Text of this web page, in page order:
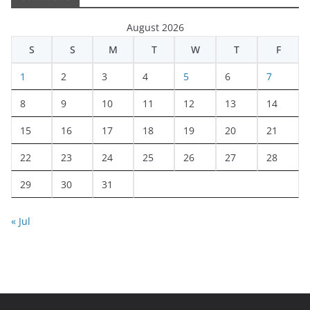
August 2026
S
S M T W T F
1 2 3 4 5 6 7
8 9 10 11 12 13 14
15 16 17 18 19 20 21
22 23 24 25 26 27 28
29 30 31
« Jul